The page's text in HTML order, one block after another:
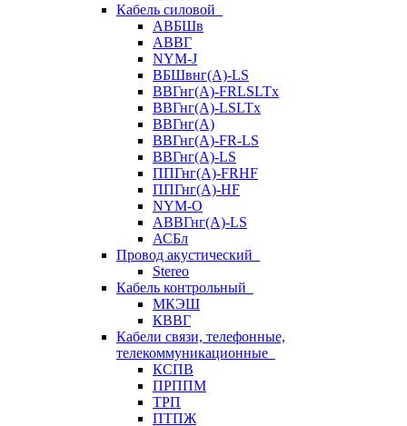
Кабель силовой
АВБШв
АВВГ
NYM-J
ВБШвнг(А)-LS
ВВГнг(A)-FRLSLTx
ВВГнг(A)-LSLTx
ВВГнг(А)
ВВГнг(А)-FR-LS
ВВГнг(А)-LS
ППГнг(А)-FRHF
ППГнг(А)-HF
NYM-O
АВВГнг(А)-LS
АСБл
Провод акустический
Stereo
Кабель контрольный
МКЭШ
КВВГ
Кабели связи, телефонные,
телекоммуникационные
КСПВ
ПРППМ
ТРП
ПТПЖ